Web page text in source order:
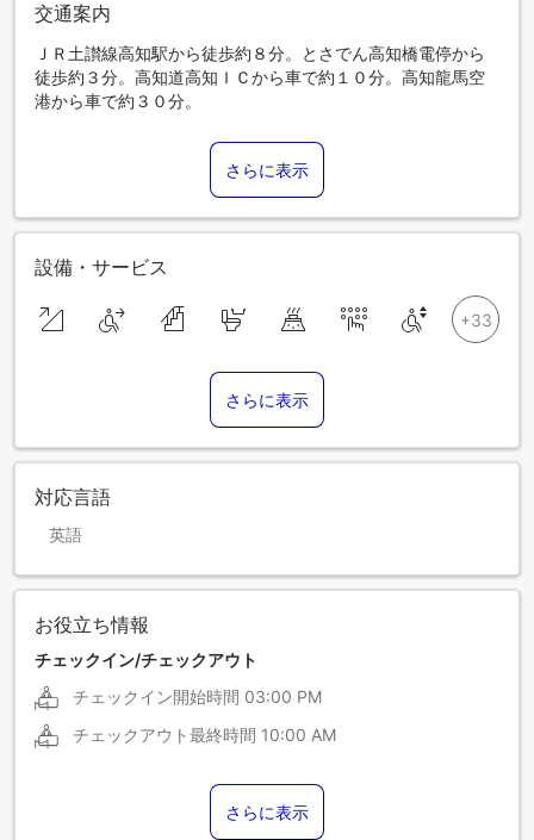
交通案内
ＪＲ土讃線高知駅から徒歩約８分。とさでん高知橋電停から
徒歩約３分。高知道高知ＩＣから車で約１０分。高知龍馬空
港から車で約３０分。
さらに表示
設備・サービス
さらに表示
対応言語
英語
お役立ち情報
チェックイン/チェックアウト
チェックイン開始時間 03:00 PM
チェックアウト最終時間 10:00 AM
さらに表示